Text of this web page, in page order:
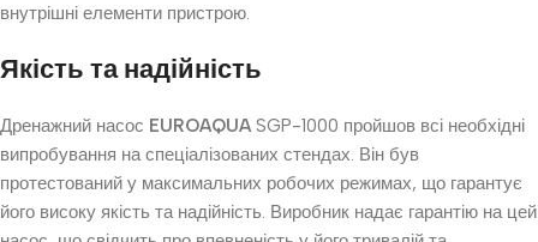
внутрішні елементи пристрою.
Якість та надійність
Дренажний насос EUROAQUA SGP-1000 пройшов всі необхідні
випробування на спеціалізованих стендах. Він був
протестований у максимальних робочих режимах, що гарантує
його високу якість та надійність. Виробник надає гарантію на цей